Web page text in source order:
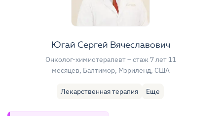
Югай Сергей Вячеславович
Онколог-химиотерапевт– стаж 7 лет 11
месяцев, Балтимор, Мэриленд, США
Лекарственная терапия Еще